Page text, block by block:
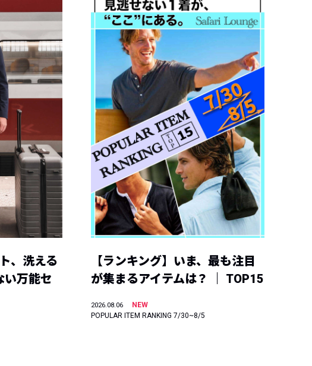
、洗える
い万能セ
【ランキング】いま、最も注目
が集まるアイテムは？ ｜ TOP15
2026.08.06
NEW
POPULAR ITEM RANKING 7/30~8/5